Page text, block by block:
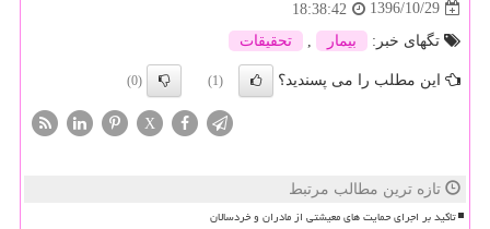
1396/10/29
18:38:42
تگهای خبر:
بیمار تحقیقات
این مطلب را می پسندید؟ (1)
(0)
X
تازه ترین مطالب مرتبط
تاکید بر اجرای حمایت های معیشتی از مادران و خردسالان